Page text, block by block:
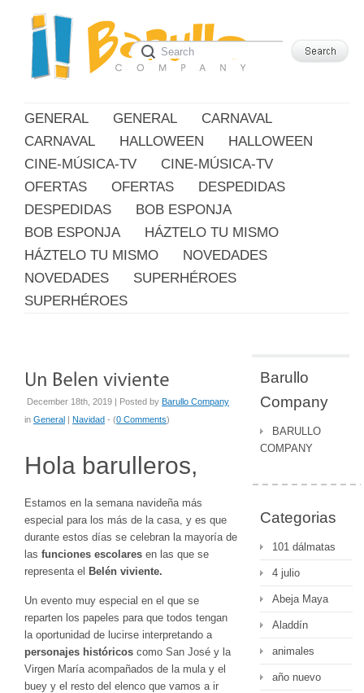
GENERAL GENERAL
CARNAVAL
CARNAVAL
HALLOWEEN
HALLOWEEN
CINE-MÚSICA-TV
CINE-MÚSICA-TV
OFERTAS
OFERTAS
DESPEDIDAS
DESPEDIDAS
BOB ESPONJA
BOB ESPONJA
HÁZTELO TU MISMO
HÁZTELO TU MISMO
NOVEDADES
NOVEDADES
SUPERHÉROES
SUPERHÉROES
December 18th, 2019 | Posted by Barullo Company
in General | Navidad - (0 Comments)
Hola barulleros,
Estamos en la semana navideña más
especial para los más de la casa, y es que
durante estos días se celebran la mayoría de
las funciones escolares en las que se
representa el Belén viviente.
Un evento muy especial en el que se
reparten los papeles para que todos tengan
la oportunidad de lucirse interpretando a
personajes históricos como San José y la
Virgen María acompañados de la mula y el
buey y el resto del elenco que vamos a ir
Barullo
Company
BARULLO
COMPANY
Categorias
101 dálmatas
4 julio
Abeja Maya
Aladdín
animales
año nuevo